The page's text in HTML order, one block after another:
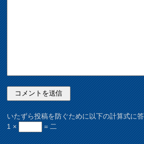
いたずら投稿を防ぐために以下の計算式に
1 ×
= 二